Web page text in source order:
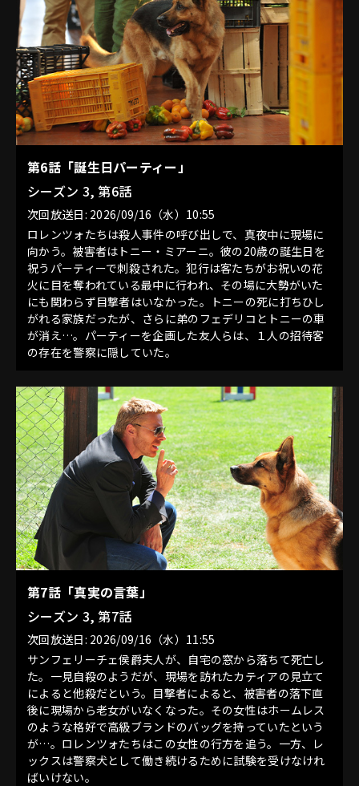
第6話「誕生日パーティー」
シーズン 3, 第6話
次回放送日: 2026/09/16（水）10:55
ロレンツォたちは殺人事件の呼び出しで、真夜中に現場に
向かう。被害者はトニー・ミアーニ。彼の20歳の誕生日を
祝うパーティーで刺殺された。犯行は客たちがお祝いの花
火に目を奪われている最中に行われ、その場に大勢がいた
にも関わらず目撃者はいなかった。トニーの死に打ちひし
がれる家族だったが、さらに弟のフェデリコとトニーの車
が消え…。パーティーを企画した友人らは、１人の招待客
の存在を警察に隠していた。
第7話「真実の言葉」
シーズン 3, 第7話
次回放送日: 2026/09/16（水）11:55
サンフェリーチェ侯爵夫人が、自宅の窓から落ちて死亡し
た。一見自殺のようだが、現場を訪れたカティアの見立て
によると他殺だという。目撃者によると、被害者の落下直
後に現場から老女がいなくなった。その女性はホームレス
のような格好で高級ブランドのバッグを持っていたという
が…。ロレンツォたちはこの女性の行方を追う。一方、レ
ックスは警察犬として働き続けるために試験を受けなけれ
ばいけない。